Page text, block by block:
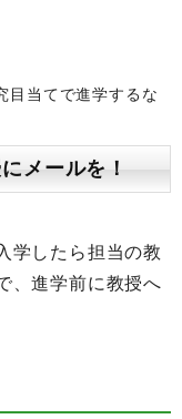
目当てで進学するな
メールを！
学したら担当の教
、進学前に教授へ